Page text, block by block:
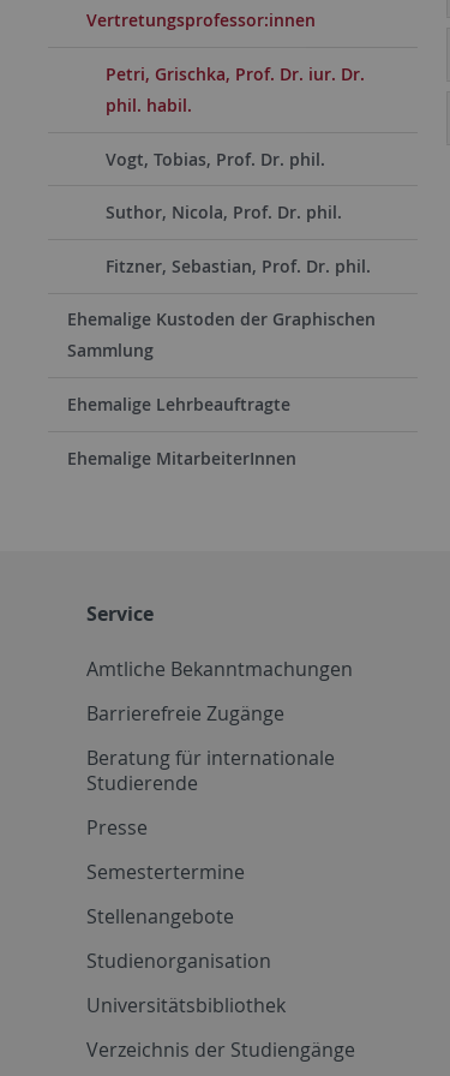
Vertretungsprofessor:innen
Petri, Grischka, Prof. Dr. iur. Dr.
phil. habil.
Vogt, Tobias, Prof. Dr. phil.
Suthor, Nicola, Prof. Dr. phil.
Fitzner, Sebastian, Prof. Dr. phil.
Ehemalige Kustoden der Graphischen
Sammlung
Ehemalige Lehrbeauftragte
Ehemalige MitarbeiterInnen
Service
Amtliche Bekanntmachungen
Barrierefreie Zugänge
Beratung für internationale
Studierende
Presse
Semestertermine
Stellenangebote
Studienorganisation
Universitätsbibliothek
Verzeichnis der Studiengänge